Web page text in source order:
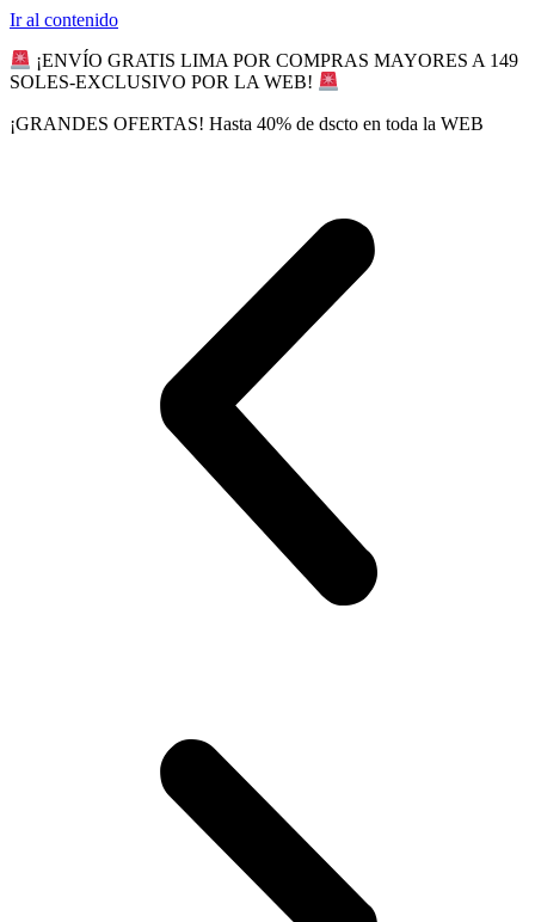
Ir al contenido
¡ENVÍO GRATIS LIMA POR COMPRAS MAYORES A 149
SOLES-EXCLUSIVO POR LA WEB!
¡GRANDES OFERTAS! Hasta 40% de dscto en toda la WEB